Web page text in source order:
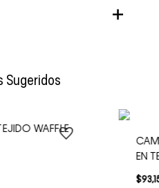
Sugeridos
WAFFLE
EN
$93,